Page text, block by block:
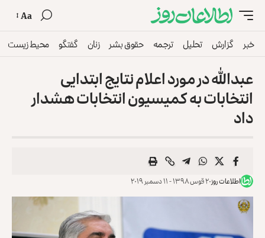
Aa
خبر گزارش تحلیل ترجمه حقوق بشر زنان گفتگو محیط زیست
عبدالله در مورد اعلام نتایج ابتدایی
انتخابات به کمیسیون انتخابات هشدار
داد
اطلاعات روز۲۰ قوس ۱۳۹۸ - ۱۱ دسمبر ۲۰۱۹